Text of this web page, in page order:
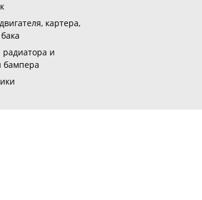
картера,
радиатора и
бампера